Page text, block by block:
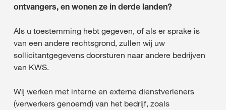
ontvangers, en wonen ze in derde landen?
Als u toestemming hebt gegeven, of als er sprake is
van een andere rechtsgrond, zullen wij uw
sollicitantgegevens doorsturen naar andere bedrijven
van KWS.
Wij werken met interne en externe dienstverleners
(verwerkers genoemd) van het bedrijf, zoals